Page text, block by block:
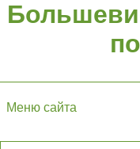
Меню сайта